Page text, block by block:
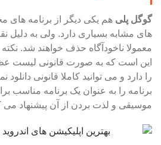
گوگل پلی هم یکی دیگر از برنامه های
های مشابه بسیاری دارد. ولی به دلیل
معمولا ناخودآگاه حذف خواهند شد. نکته
این است که به صورت قانونی لیست
را دارد و می توانید کاملا قانونی دانلود
برنامه را به عنوان یک برنامه مناسب
موسیقی و لذت بردن از آن پیشنهاد می